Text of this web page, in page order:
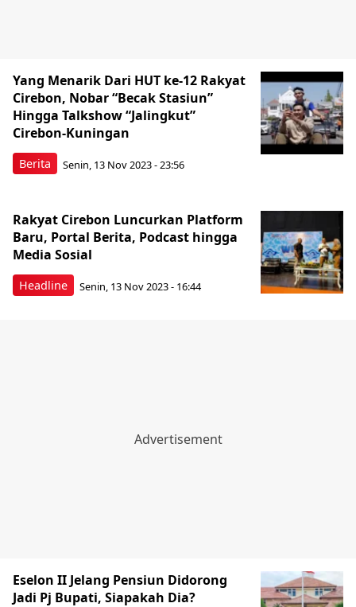
Berita
Yang Menarik Dari HUT ke-12 Rakyat
Cirebon, Nobar “Becak Stasiun”
Hingga Talkshow “Jalingkut”
Cirebon-Kuningan
Senin, 13 Nov 2023 - 23:56
Headline
Rakyat Cirebon Luncurkan Platform
Baru, Portal Berita, Podcast hingga
Media Sosial
Senin, 13 Nov 2023 - 16:44
Eselon II Jelang Pensiun Didorong
Jadi Pj Bupati, Siapakah Dia?